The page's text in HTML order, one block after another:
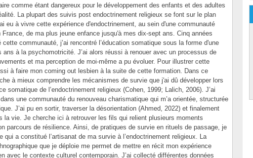
comme étant dangereux pour le développement des enfants et des adultes
La plupart des suivis post endoctrinement religieux se font sur le plan
eu à vivre cette expérience d'endoctrinement, au sein d'une communauté
France, de ma plus jeune enfance jusqu'à mes dix-sept ans. Cinq années
communauté, j’ai rencontré l’éducation somatique sous la forme d'une
ans à la psychomotricité. J’ai alors réussi à renouer avec un processus de
et ma perception de moi-même a pu évoluer. Pour illustrer cette
à faire mon coming out lesbien à la suite de cette formation. Dans ce
à mieux comprendre les mécanismes de survie que j'ai dû développer lors
somatique de l’endoctrinement religieux (Cohen, 1999; Lalich, 2006). J’ai
une communauté du renouveau charismatique qui m’a orientée, structurée
J’ai pu en sortir, traverser la désorientation (Ahmed, 2022) et finalement
la vie. Je cherche ici à retrouver les fils qui relient plusieurs moments
parcours de résilience. Ainsi, de pratiques de survie en rituels de passage, je
qui a constitué l’artisanat de ma survie à l’endoctrinement religieux. La
que je déploie me permet de mettre en récit mon expérience
avec le contexte culturel contemporain. J’ai collecté différentes données